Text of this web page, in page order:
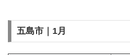
五島市｜1月